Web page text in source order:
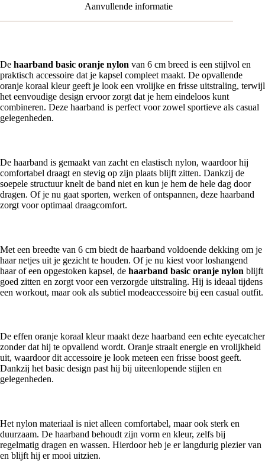
Aanvullende informatie
De haarband basic oranje nylon van 6 cm breed is een stijlvol en
praktisch accessoire dat je kapsel compleet maakt. De opvallende
oranje koraal kleur geeft je look een vrolijke en frisse uitstraling, terwijl
het eenvoudige design ervoor zorgt dat je hem eindeloos kunt
combineren. Deze haarband is perfect voor zowel sportieve als casual
gelegenheden.
De haarband is gemaakt van zacht en elastisch nylon, waardoor hij
comfortabel draagt en stevig op zijn plaats blijft zitten. Dankzij de
soepele structuur knelt de band niet en kun je hem de hele dag door
dragen. Of je nu gaat sporten, werken of ontspannen, deze haarband
zorgt voor optimaal draagcomfort.
Met een breedte van 6 cm biedt de haarband voldoende dekking om je
haar netjes uit je gezicht te houden. Of je nu kiest voor loshangend
haar of een opgestoken kapsel, de haarband basic oranje nylon blijft
goed zitten en zorgt voor een verzorgde uitstraling. Hij is ideaal tijdens
een workout, maar ook als subtiel modeaccessoire bij een casual outfit.
De effen oranje koraal kleur maakt deze haarband een echte eyecatcher
zonder dat hij te opvallend wordt. Oranje straalt energie en vrolijkheid
uit, waardoor dit accessoire je look meteen een frisse boost geeft.
Dankzij het basic design past hij bij uiteenlopende stijlen en
gelegenheden.
Het nylon materiaal is niet alleen comfortabel, maar ook sterk en
duurzaam. De haarband behoudt zijn vorm en kleur, zelfs bij
regelmatig dragen en wassen. Hierdoor heb je er langdurig plezier van
en blijft hij er mooi uitzien.